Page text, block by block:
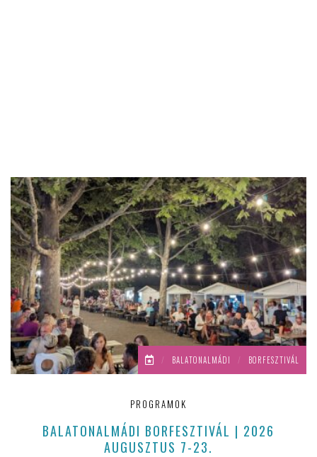
/ BALATONALMÁDI / BORFESZTIVÁL
PROGRAMOK
BALATONALMÁDI BORFESZTIVÁL | 2026
AUGUSZTUS 7-23.